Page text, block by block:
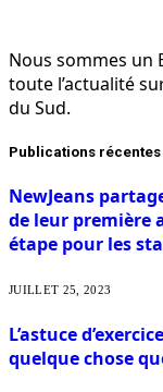
Nous sommes un
toute l’actualité
du Sud.
Publications récentes
NewJeans
de leur première
étape pour les
JUILLET 25, 2023
L’astuce
quelque chose